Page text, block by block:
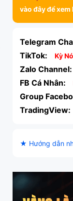
vào đây để
Telegram
TikTok: Kỳ
Zalo Channel:
FB Cá Nhân:
Group
TradingView:
★ Hướng dẫn